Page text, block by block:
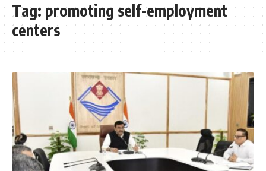
Tag: promoting self-employment
centers